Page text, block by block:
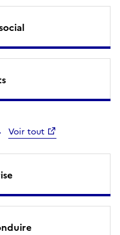
Voir tout